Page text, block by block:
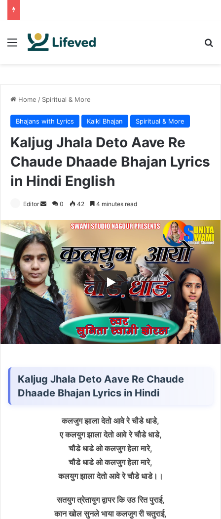
Menu
Home / Spiritual & More
Bhajans with Lyrics Kalki Bhajan Spiritual & More
Kaljug Jhala Deto Aave Re
Chaude Dhaade Bhajan Lyrics
in Hindi English
Editor
Send
email
0 42 4 minutes read
Kaljug Jhala Deto Aave Re Chaude
Dhaade Bhajan Lyrics in Hindi
कलजुग झाला देतो आवे रे चौडे धाडे,
ए कलयुग झाला देतो आवे रे चौडे धाडे,
चौडे धाडे ओ कलजुग हेला मारे,
चौडे धाडे ओ कलजुग हेला मारे,
कलयुग झाला देतो आवे रे चौडे धाडे।।
सतयुग त्रेतायुग द्वापर कि उठ रित पुराई,
कान खोल सुनले भाया कलजुग री चतुराई,